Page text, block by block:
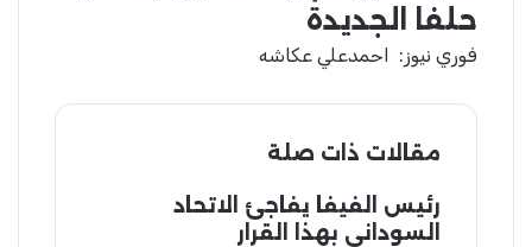
حلفا الجديدة
فوري نيوز: احمدعلي عكاشه
مقالات ذات صلة
رئيس الفيفا يفاجئ الاتحاد
السوداني بهذا القرار